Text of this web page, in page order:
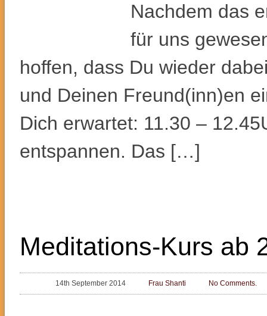
Nachdem das
für uns
hoffen, dass Du wieder
und Deinen Freund(inn)en
Dich erwartet: 11.30 –
entspannen. Das […]
Meditations-Kurs ab
14th September 2014 Frau Shanti No Comments.